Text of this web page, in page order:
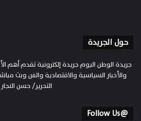
حول الجريدة
جريدة الوطن اليوم جريدة إلكترونية تقدم أهم
والأخبار السياسية والاقتصادية والفن وبث
التحرير/ حسن النجار
@Follow Us